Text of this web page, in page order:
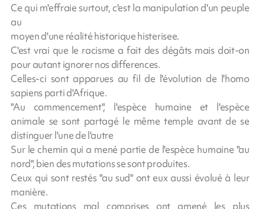
Ce qui m'effraie surtout, c'est la manipulation d'un peuple
au
moyen d'une réalité historique histerisee.
C'est vrai que le racisme a fait des dégâts mais doit-on
pour autant ignorer nos differences.
Celles-ci sont apparues au fil de l'évolution de l'homo
sapiens parti d'Afrique.
"Au commencement", l'espèce humaine et l'espèce
animale se sont partagé le même temple avant de se
distinguer l'une de l'autre
Sur le chemin qui a mené partie de l'espèce humaine "au
nord", bien des mutations se sont produites.
Ceux qui sont restés "au sud" ont eux aussi évolué à leur
manière.
Ces mutations mal comprises ont amené les plus